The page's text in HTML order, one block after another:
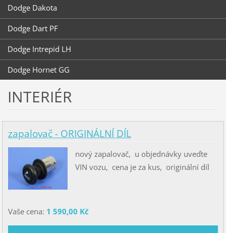
Dodge Dakota
Dodge Dart PF
Dodge Intrepid LH
Dodge Hornet GG
INTERIÉR
zapalovač - ORIGINÁLNÍ DÍL
nový zapalovač, u objednávky uveďte
VIN vozu, cena je za kus, originální díl
Vaše cena: 1 590,00 Kč